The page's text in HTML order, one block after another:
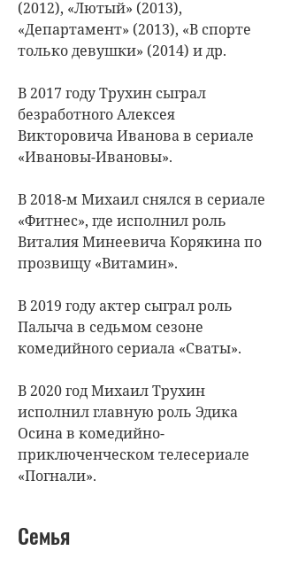
(2012), «Лютый» (2013),
«Департамент» (2013), «В спорте
только девушки» (2014) и др.
В 2017 году Трухин сыграл
безработного Алексея
Викторовича Иванова в сериале
«Ивановы-Ивановы».
В 2018-м Михаил снялся в сериале
«Фитнес», где исполнил роль
Виталия Минеевича Корякина по
прозвищу «Витамин».
В 2019 году актер сыграл роль
Палыча в седьмом сезоне
комедийного сериала «Сваты».
В 2020 год Михаил Трухин
исполнил главную роль Эдика
Осина в комедийно-
приключенческом телесериале
«Погнали».
Семья